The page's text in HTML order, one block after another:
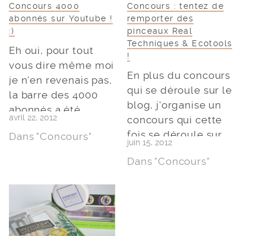
Concours 4000
abonnés sur Youtube !
:)
Eh oui, pour tout
vous dire même moi
je n'en revenais pas,
la barre des 4000
abonnés a été
dépassée sur ma
chaîne Youtube..
merci, vous
retrouverez donc ci
dessous la vidéo
concours ! Je
avril 22, 2012
Dans "Concours"
Concours : tentez de
remporter des
pinceaux Real
Techniques & Ecotools
!
En plus du concours
qui se déroule sur le
blog, j'organise un
concours qui cette
fois se déroule sur
Youtube, pour
participer il vous
juin 15, 2012
Dans "Concours"